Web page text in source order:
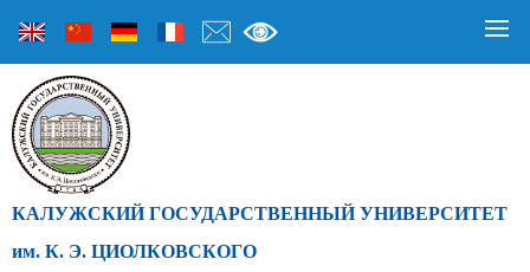
КАЛУЖСКИЙ ГОСУДАРСТВЕННЫЙ УНИВЕРСИТЕТ
им. К. Э. ЦИОЛКОВСКОГО